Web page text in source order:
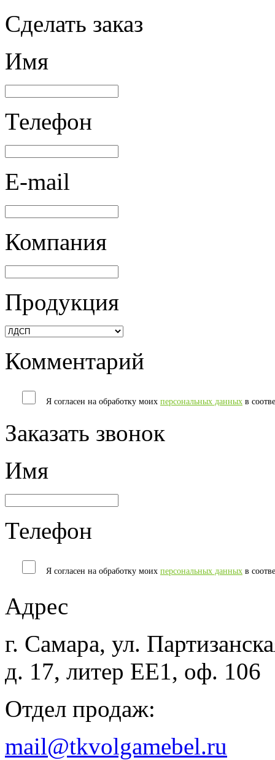
Сделать заказ
Имя
Телефон
E-mail
Компания
Продукция
Комментарий
Я согласен на обработку моих персональных данных в
Заказать звонок
Имя
Телефон
Я согласен на обработку моих персональных данных в
Адрес
г. Самара, ул.
д. 17, литер ЕЕ1, оф. 106
Отдел продаж:
mail@tkvolgamebel.ru